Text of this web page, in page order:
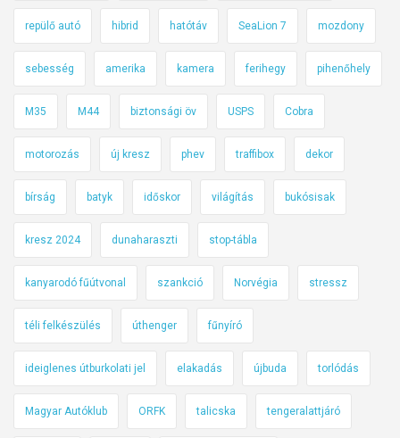
repülő autó hibrid hatótáv SeaLion 7 mozdony
sebesség amerika kamera ferihegy pihenőhely
M35 M44 biztonsági öv USPS Cobra
motorozás új kresz phev traffibox dekor
bírság batyk időskor világítás bukósisak
kresz 2024 dunaharaszti stop-tábla
kanyarodó fűútvonal szankció Norvégia stressz
téli felkészülés úthenger fűnyíró
ideiglenes útburkolati jel elakadás újbuda torlódás
Magyar Autóklub ORFK talicska tengeralattjáró